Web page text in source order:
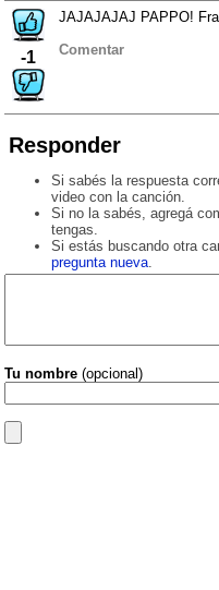
-1
JAJAJAJAJ PAPPO!
Comentar
Responder
Si sabés la respuesta
video con la canción.
Si no la sabés, agregá
tengas.
Si estás buscando otra
pregunta nueva.
Tu nombre (opcional)